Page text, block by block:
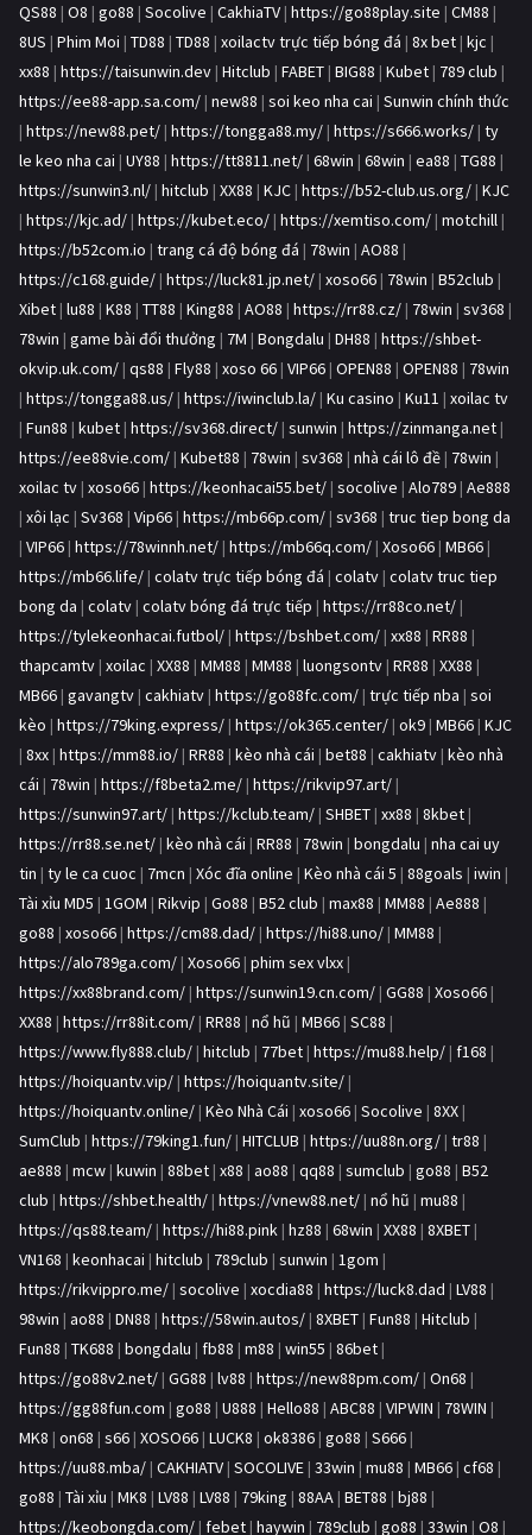
QS88 | O8 | go88 | Socolive | CakhiaTV | https://go88play.site | CM88 |
8US | Phim Moi | TD88 | TD88 | xoilactv trực tiếp bóng đá | 8x bet | kjc |
xx88 | https://taisunwin.dev | Hitclub | FABET | BIG88 | Kubet | 789 club |
https://ee88-app.sa.com/ | new88 | soi keo nha cai | Sunwin chính thức
| https://new88.pet/ | https://tongga88.my/ | https://s666.works/ | ty
le keo nha cai | UY88 | https://tt8811.net/ | 68win | 68win | ea88 | TG88 |
https://sunwin3.nl/ | hitclub | XX88 | KJC | https://b52-club.us.org/ | KJC
| https://kjc.ad/ | https://kubet.eco/ | https://xemtiso.com/ | motchill |
https://b52com.io | trang cá độ bóng đá | 78win | AO88 |
https://c168.guide/ | https://luck81.jp.net/ | xoso66 | 78win | B52club |
Xibet | lu88 | K88 | TT88 | King88 | AO88 | https://rr88.cz/ | 78win | sv368 |
78win | game bài đổi thưởng | 7M | Bongdalu | DH88 | https://shbet-
okvip.uk.com/ | qs88 | Fly88 | xoso 66 | VIP66 | OPEN88 | OPEN88 | 78win
| https://tongga88.us/ | https://iwinclub.la/ | Ku casino | Ku11 | xoilac tv
| Fun88 | kubet | https://sv368.direct/ | sunwin | https://zinmanga.net |
https://ee88vie.com/ | Kubet88 | 78win | sv368 | nhà cái lô đề | 78win |
xoilac tv | xoso66 | https://keonhacai55.bet/ | socolive | Alo789 | Ae888
| xôi lạc | Sv368 | Vip66 | https://mb66p.com/ | sv368 | truc tiep bong da
| VIP66 | https://78winnh.net/ | https://mb66q.com/ | Xoso66 | MB66 |
https://mb66.life/ | colatv trực tiếp bóng đá | colatv | colatv truc tiep
bong da | colatv | colatv bóng đá trực tiếp | https://rr88co.net/ |
https://tylekeonhacai.futbol/ | https://bshbet.com/ | xx88 | RR88 |
thapcamtv | xoilac | XX88 | MM88 | MM88 | luongsontv | RR88 | XX88 |
MB66 | gavangtv | cakhiatv | https://go88fc.com/ | trực tiếp nba | soi
kèo | https://79king.express/ | https://ok365.center/ | ok9 | MB66 | KJC
| 8xx | https://mm88.io/ | RR88 | kèo nhà cái | bet88 | cakhiatv | kèo nhà
cái | 78win | https://f8beta2.me/ | https://rikvip97.art/ |
https://sunwin97.art/ | https://kclub.team/ | SHBET | xx88 | 8kbet |
https://rr88.se.net/ | kèo nhà cái | RR88 | 78win | bongdalu | nha cai uy
tin | ty le ca cuoc | 7mcn | Xóc đĩa online | Kèo nhà cái 5 | 88goals | iwin |
Tài xỉu MD5 | 1GOM | Rikvip | Go88 | B52 club | max88 | MM88 | Ae888 |
go88 | xoso66 | https://cm88.dad/ | https://hi88.uno/ | MM88 |
https://alo789ga.com/ | Xoso66 | phim sex vlxx |
https://xx88brand.com/ | https://sunwin19.cn.com/ | GG88 | Xoso66 |
XX88 | https://rr88it.com/ | RR88 | nổ hũ | MB66 | SC88 |
https://www.fly888.club/ | hitclub | 77bet | https://mu88.help/ | f168 |
https://hoiquantv.vip/ | https://hoiquantv.site/ |
https://hoiquantv.online/ | Kèo Nhà Cái | xoso66 | Socolive | 8XX |
SumClub | https://79king1.fun/ | HITCLUB | https://uu88n.org/ | tr88 |
ae888 | mcw | kuwin | 88bet | x88 | ao88 | qq88 | sumclub | go88 | B52
club | https://shbet.health/ | https://vnew88.net/ | nổ hũ | mu88 |
https://qs88.team/ | https://hi88.pink | hz88 | 68win | XX88 | 8XBET |
VN168 | keonhacai | hitclub | 789club | sunwin | 1gom |
https://rikvippro.me/ | socolive | xocdia88 | https://luck8.dad | LV88 |
98win | ao88 | DN88 | https://58win.autos/ | 8XBET | Fun88 | Hitclub |
Fun88 | TK688 | bongdalu | fb88 | m88 | win55 | 86bet |
https://go88v2.net/ | GG88 | lv88 | https://new88pm.com/ | On68 |
https://gg88fun.com | go88 | U888 | Hello88 | ABC88 | VIPWIN | 78WIN |
MK8 | on68 | s66 | XOSO66 | LUCK8 | ok8386 | go88 | S666 |
https://uu88.mba/ | CAKHIATV | SOCOLIVE | 33win | mu88 | MB66 | cf68 |
go88 | Tài xỉu | MK8 | LV88 | LV88 | 79king | 88AA | BET88 | bj88 |
https://keobongda.com/ | febet | haywin | 789club | go88 | 33win | O8 |